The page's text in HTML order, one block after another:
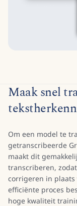
Maak snel
Om een model te
getranscribeerde
maakt dit
transcriberen,
corrigeren in plaats
efficiënte proces
hoge kwaliteit